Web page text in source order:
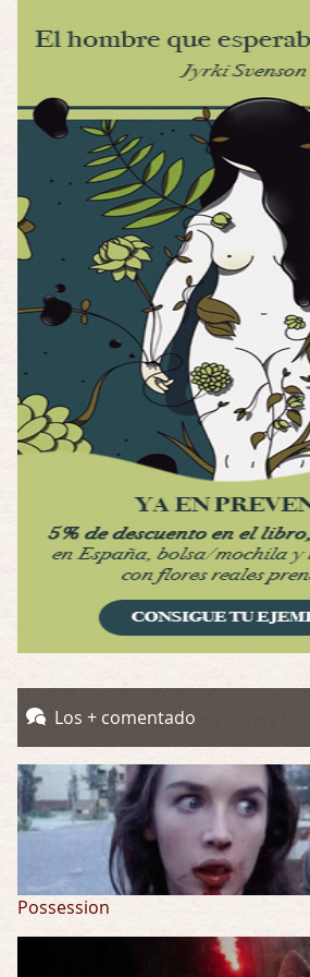
Por: FrancHis
Posesión Infernal: En Llamas
Por: FrancHis
Yo justo fui a verla ayer al cine y la ver …
Por encima de tu cadáver
Por: Luar
Por encima de tu cadáver
Possession
Por: Luar
Se llama la posesión en castellano,
Por: Mariano
Obsession
Possession
Por: Mountain
Llevo toda una vida para verla y
Los + comentado
Possession